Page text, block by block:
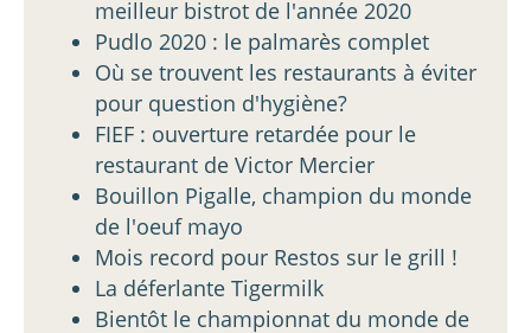
meilleur bistrot de l'année 2020
Pudlo 2020 : le palmarès complet
Où se trouvent les restaurants à éviter
pour question d'hygiène?
FIEF : ouverture retardée pour le
restaurant de Victor Mercier
Bouillon Pigalle, champion du monde
de l'oeuf mayo
Mois record pour Restos sur le grill !
La déferlante Tigermilk
Bientôt le championnat du monde de